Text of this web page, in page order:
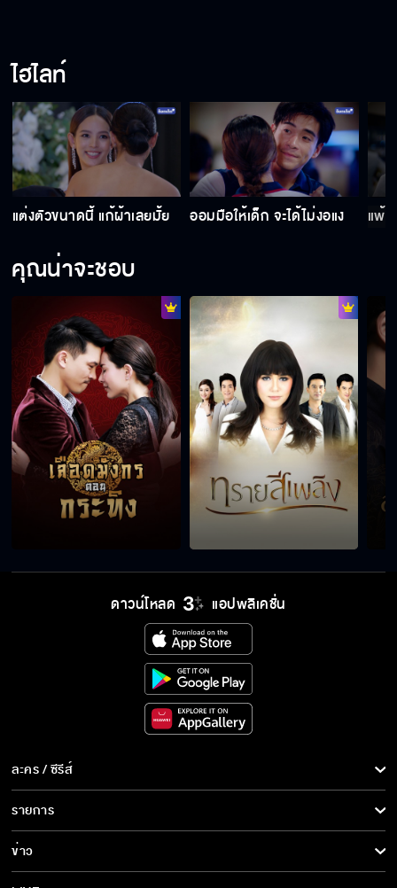
Behind The Scenes เกมปรารถนา EP.11
Behind The Scenes เกมปรารถนา EP.10
Behind The Scenes เกมปรารถนา EP.8
Behind The Scenes เกมปรารถนา EP.7
Behind The Scenes เกมปรารถนา EP.6
Behind The Scenes เกมปรารถนา EP.5
Behind The Scenes เกมปรารถนา EP.4
ไฮไลท์
แต่งตัวขนาดนี้ แก้ผ้าเลยมั้ย ออมมือให้เด็ก จะได้ไม่งอแง แพ้
คุณน่าจะชอบ
ดาวน์โหลด แอปพลิเคชั่น
ละคร / ซีรีส์
ละคร/ซีรีส์
ซีรีส์นานาชาติ
การ์ตูน & เกม
รายการ
รายการทั้งหมด
ข่าว
ข่าวทั้งหมด